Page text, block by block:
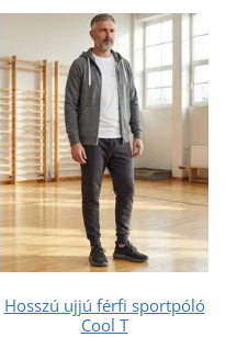
Hosszú ujjú férfi sportpóló
Cool T